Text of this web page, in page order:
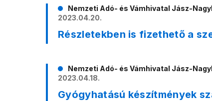
Nemzeti Adó- és Vámhivatal Jász-
2023.04.20.
Részletekben is fizethető a
Nemzeti Adó- és Vámhivatal Jász-
2023.04.18.
Gyógyhatású készítmények